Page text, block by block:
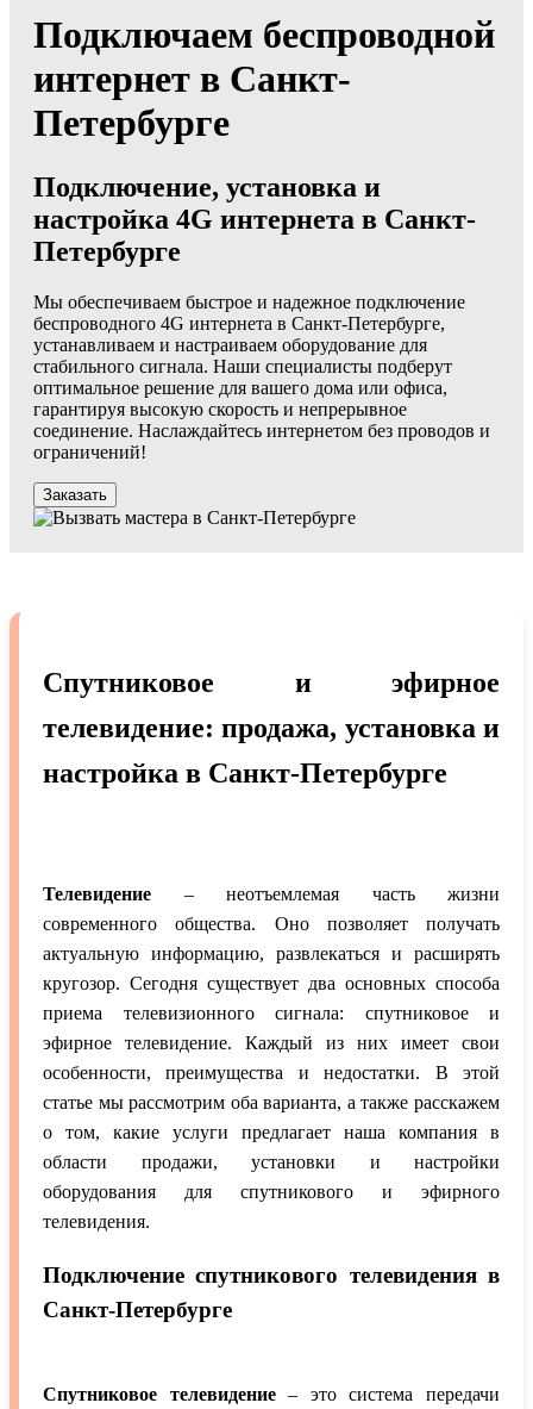
Подключаем беспроводной
интернет в Санкт-
Петербурге
Подключение, установка и
настройка 4G интернета в Санкт-
Петербурге
Мы обеспечиваем быстрое и надежное подключение
беспроводного 4G интернета в Санкт-Петербурге,
устанавливаем и настраиваем оборудование для
стабильного сигнала. Наши специалисты подберут
оптимальное решение для вашего дома или офиса,
гарантируя высокую скорость и непрерывное
соединение. Наслаждайтесь интернетом без проводов и
ограничений!
Заказать
Спутниковое и эфирное
телевидение: продажа, установка и
настройка в Санкт-Петербурге
Телевидение – неотъемлемая часть жизни
современного общества. Оно позволяет получать
актуальную информацию, развлекаться и расширять
кругозор. Сегодня существует два основных способа
приема телевизионного сигнала: спутниковое и
эфирное телевидение. Каждый из них имеет свои
особенности, преимущества и недостатки. В этой
статье мы рассмотрим оба варианта, а также расскажем
о том, какие услуги предлагает наша компания в
области продажи, установки и настройки
оборудования для спутникового и эфирного
телевидения.
Подключение спутникового телевидения в
Санкт-Петербурге
Спутниковое телевидение– это система передачи